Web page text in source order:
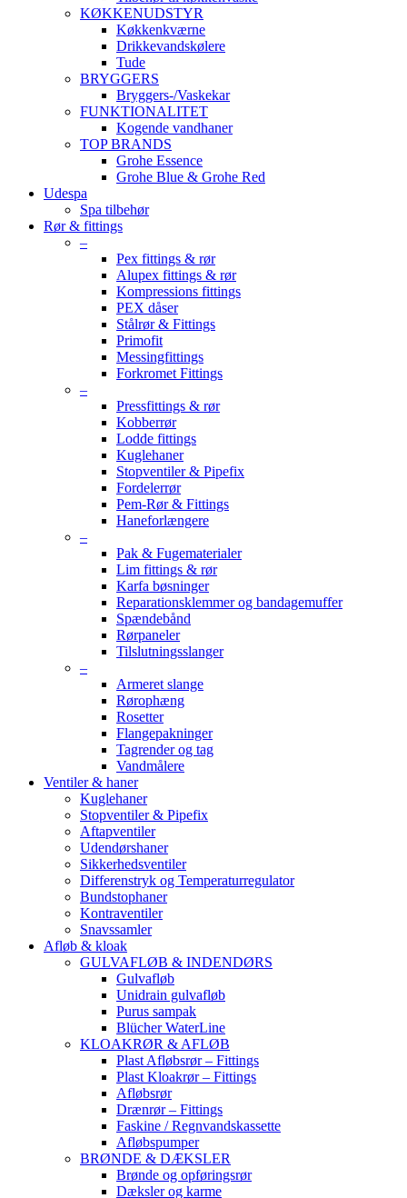
KØKKENUDSTYR
Køkkenkværne
Drikkevandskølere
Tude
BRYGGERS
Bryggers-/Vaskekar
FUNKTIONALITET
Kogende vandhaner
TOP BRANDS
Grohe Essence
Grohe Blue & Grohe Red
Udespa
Spa tilbehør
Rør & fittings
–
Pex fittings & rør
Alupex fittings & rør
Kompressions fittings
PEX dåser
Stålrør & Fittings
Primofit
Messingfittings
Forkromet Fittings
–
Pressfittings & rør
Kobberrør
Lodde fittings
Kuglehaner
Stopventiler & Pipefix
Fordelerrør
Pem-Rør & Fittings
Haneforlængere
–
Pak & Fugematerialer
Lim fittings & rør
Karfa bøsninger
Reparationsklemmer og bandagemuffer
Spændebånd
Rørpaneler
Tilslutningsslanger
–
Armeret slange
Rørophæng
Rosetter
Flangepakninger
Tagrender og tag
Vandmålere
Ventiler & haner
Kuglehaner
Stopventiler & Pipefix
Aftapventiler
Udendørshaner
Sikkerhedsventiler
Differenstryk og Temperaturregulator
Bundstophaner
Kontraventiler
Snavssamler
Afløb & kloak
GULVAFLØB & INDENDØRS
Gulvafløb
Unidrain gulvafløb
Purus sampak
Blücher WaterLine
KLOAKRØR & AFLØB
Plast Afløbsrør – Fittings
Plast Kloakrør – Fittings
Afløbsrør
Drænrør – Fittings
Faskine / Regnvandskassette
Afløbspumper
BRØNDE & DÆKSLER
Brønde og opføringsrør
Dæksler og karme